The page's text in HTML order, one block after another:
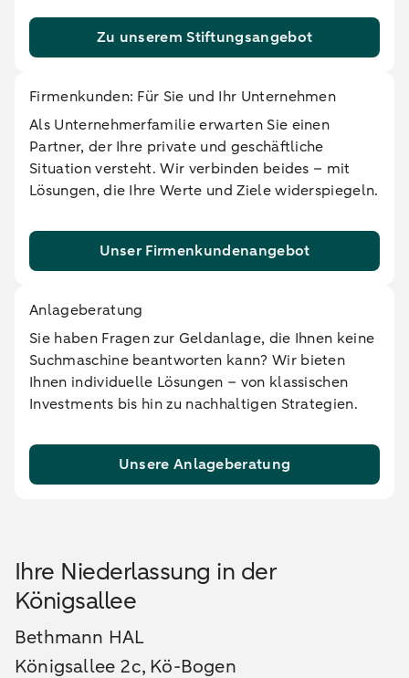
Zu unserem Stiftungsangebot
Firmenkunden: Für Sie und Ihr Unternehmen
Als Unternehmerfamilie erwarten Sie einen
Partner, der Ihre private und geschäftliche
Situation versteht. Wir verbinden beides – mit
Lösungen, die Ihre Werte und Ziele widerspiegeln.
Unser Firmenkundenangebot
Anlageberatung
Sie haben Fragen zur Geldanlage, die Ihnen keine
Suchmaschine beantworten kann? Wir bieten
Ihnen individuelle Lösungen – von klassischen
Investments bis hin zu nachhaltigen Strategien.
Unsere Anlageberatung
Ihre Niederlassung in der
Königsallee
Bethmann HAL
Königsallee 2c, Kö-Bogen